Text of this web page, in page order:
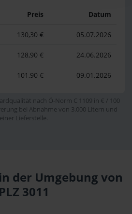
Preis Datum
130,30 € 05.07.2026
128,90 € 24.06.2026
101,90 € 09.01.2026
nach Ö-Norm C 1109 in € / 100
bei Abnahme von 3.000 Litern und
einer Lieferstelle.
der Umgebung von
PLZ 3011